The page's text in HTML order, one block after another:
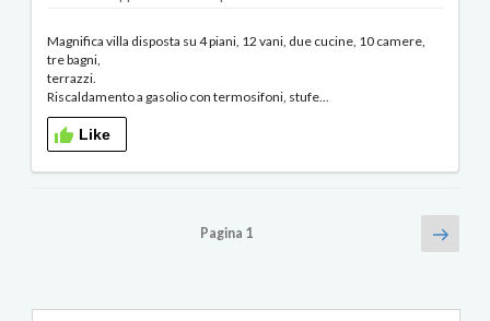
Magnifica villa disposta su 4 piani, 12 vani, due cucine, 10 camere,
tre bagni,
terrazzi.
Riscaldamento a gasolio con termosifoni, stufe...
Like
Pagina 1